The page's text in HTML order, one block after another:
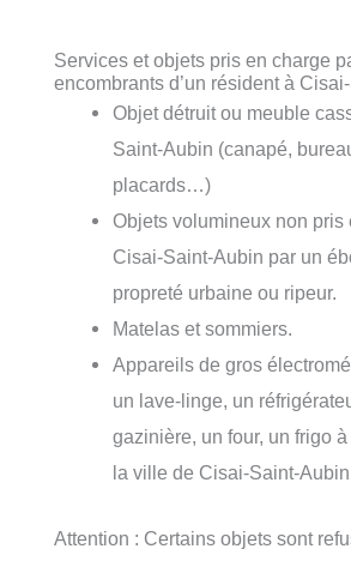
Services et objets pris en charge
encombrants d’un résident à
Objet détruit ou meuble
Saint-Aubin (canapé,
placards…)
Objets volumineux non pris
Cisai-Saint-Aubin par un
propreté urbaine ou ripeur.
Matelas et sommiers.
Appareils de gros
un lave-linge, un
gazinière, un four, un frigo
la ville de Cisai-Saint-
Attention : Certains objets sont